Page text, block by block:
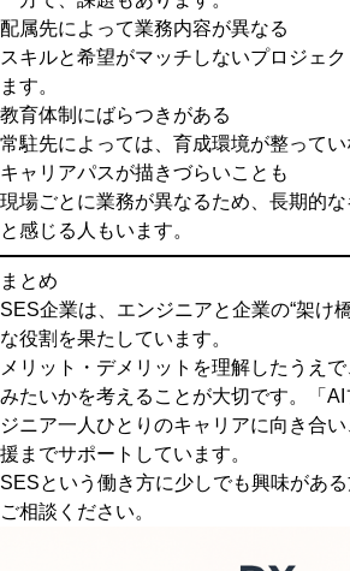
配属先によって業務内容が異なる
スキルと希望がマッチしないプロジェ
ます。
教育体制にばらつきがある
常駐先によっては、育成環境が整ってい
キャリアパスが描きづらいことも
現場ごとに業務が異なるため、長期的
と感じる人もいます。
まとめ
SES企業は、エンジニアと企業の“架け
な役割を果たしています。
メリット・デメリットを理解したうえ
みたいかを考えることが大切です。「
ジニア一人ひとりのキャリアに向き合
援までサポートしています。
SESという働き方に少しでも興味があ
ご相談ください。